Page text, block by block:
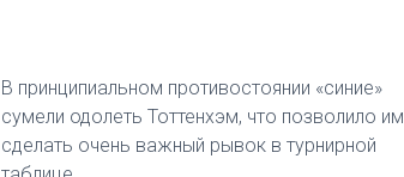
В принципиальном противостоянии «синие»
сумели одолеть Тоттенхэм, что позволило им
сделать очень важный рывок в турнирной